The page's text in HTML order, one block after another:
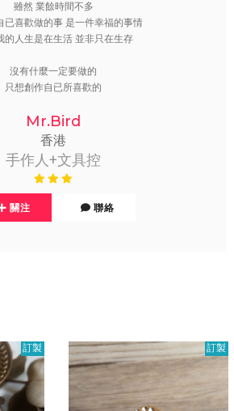
雖然 業餘時間不多
已喜歡做的事 是一件幸福的事情
的人生是在生活 並非只在生存
沒有什麼一定要做的
只想創作自已所喜歡的
Mr.Bird
香港
手作人+文具控
關注 聯絡
訂製 訂製